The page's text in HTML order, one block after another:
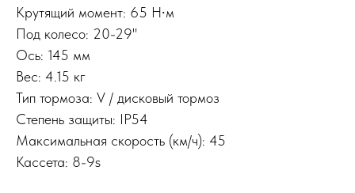
Крутящий момент: 65 Н∙м
Под колесо: 20-29"
Ось: 145 мм
Вес: 4.15 кг
Тип тормоза: V / дисковый тормоз
Степень защиты: IP54
Максимальная скорость (км/ч): 45
Кассета: 8-9s